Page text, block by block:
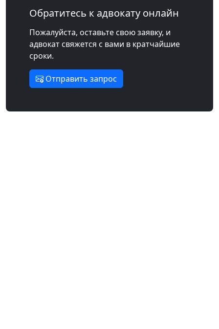
Обратитесь к адвокату онлайн
Пожалуйста, оставьте свою заявку, и
адвокат свяжется с вами в кратчайшие
сроки.
Отправить запрос